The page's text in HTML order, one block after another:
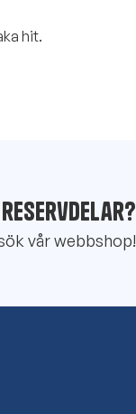
hit.
reservdelar?
vår webbshop!